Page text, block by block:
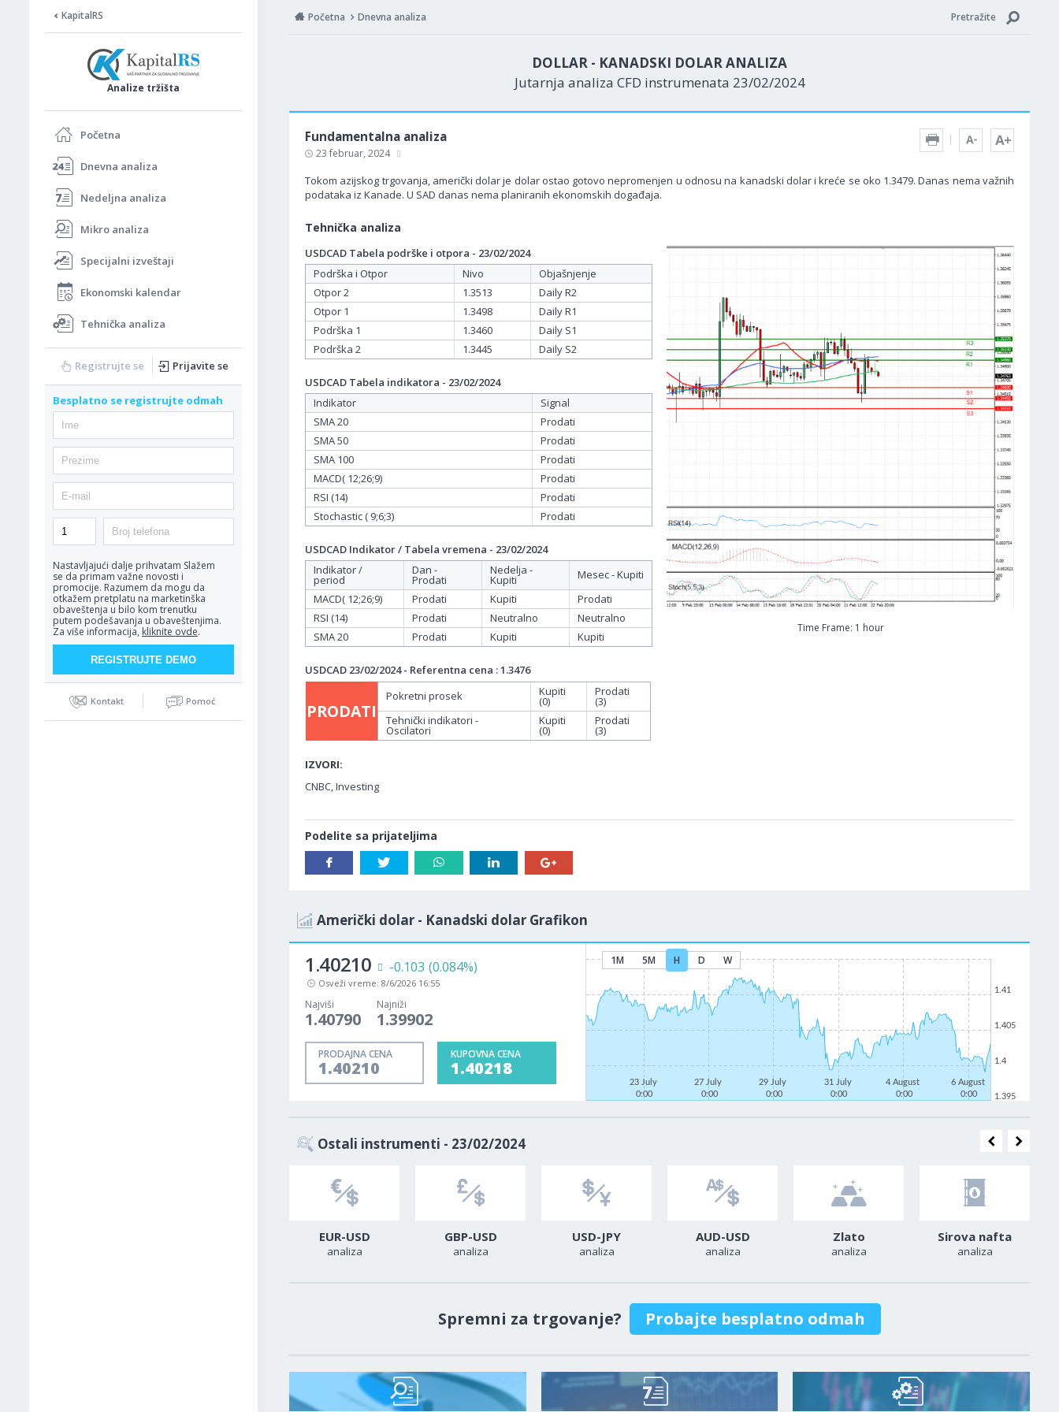
KapitalRS
Analize tržišta
Početna
Dnevna analiza
Nedeljna analiza
Mikro analiza
Specijalni izveštaji
Ekonomski kalendar
Tehnička analiza
Registrujte se Prijavite se
Besplatno se registrujte odmah
Nastavljajući dalje prihvatam Slažem
se da primam važne novosti i
promocije. Razumem da mogu da
otkažem pretplatu na marketinška
obaveštenja u bilo kom trenutku
putem podešavanja u obaveštenjima.
Za više informacija, kliknite ovde.
Kontakt Pomoć
Početna Dnevna analiza Pretražite
DOLLAR - KANADSKI DOLAR ANALIZA
Jutarnja analiza CFD instrumenata 23/02/2024
Fundamentalna analiza
23 februar, 2024
Tokom azijskog trgovanja, američki dolar je dolar ostao gotovo nepromenjen u odnosu na kanadski dolar i kreće se oko 1.3479. Danas nema važnih
podataka iz Kanade. U SAD danas nema planiranih ekonomskih događaja.
Tehnička analiza
Time Frame: 1 hour
USDCAD Tabela podrške i otpora - 23/02/2024
Podrška i Otpor
Nivo
Objašnjenje
Otpor 2
1.3513
Daily R2
Otpor 1
1.3498
Daily R1
Podrška 1
1.3460
Daily S1
Podrška 2
1.3445 Daily S2
USDCAD Tabela indikatora - 23/02/2024
Indikator
Signal
SMA 20
Prodati
SMA 50
Prodati
SMA 100
Prodati
MACD( 12;26;9)
Prodati
RSI (14)
Prodati
Stochastic ( 9;6;3)
Prodati
USDCAD Indikator / Tabela vremena - 23/02/2024
Indikator /
period
Dan -
Prodati
Nedelja -
Kupiti
Mesec - Kupiti
MACD( 12;26;9)
Prodati Kupiti
Prodati
RSI (14)
Prodati Neutralno
Neutralno
SMA 20
Prodati Kupiti Kupiti
USDCAD 23/02/2024 - Referentna cena : 1.3476
PRODATI
Pokretni prosek Kupiti
(0)
Prodati
(3)
Tehnički indikatori -
Oscilatori
Kupiti
(0)
Prodati
(3)
IZVORI:
CNBC, Investing
Podelite sa prijateljima
Američki dolar - Kanadski dolar Grafikon
1.40210 -0.103 (0.084%)
Osveži vreme: 8/6/2026 16:55
Najviši
1.40790
Najniži
1.39902
PRODAJNA CENA
1.40210
KUPOVNA CENA
1.40218
1M 5M H D W
23 July
0:00
27 July
0:00
29 July
0:00
31 July
0:00
4 August
0:00
6 August
0:00
1.395
1.4
1.405
1.41
Ostali instrumenti - 23/02/2024
EUR-USD
analiza
GBP-USD
analiza
USD-JPY
analiza
AUD-USD
analiza
Zlato
analiza
Sirova nafta
analiza
Spremni za trgovanje? Probajte besplatno odmah